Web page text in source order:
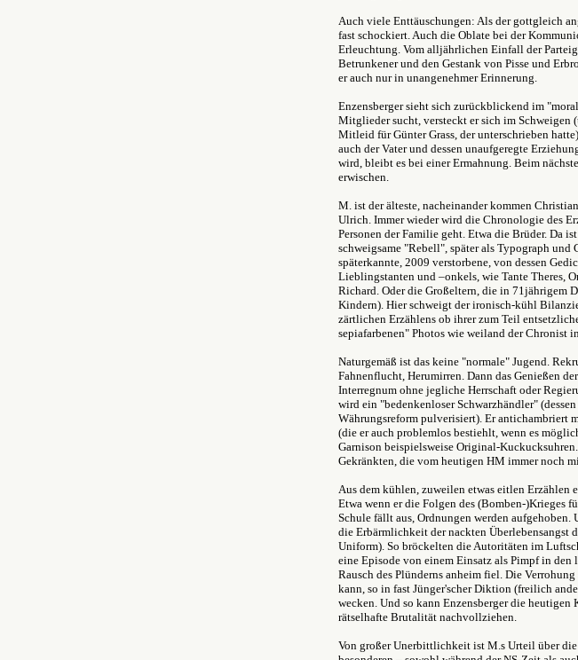
Auch viele Enttäuschungen: Als der gottgleich
fast schockiert. Auch die Oblate bei der
Erleuchtung. Vom alljährlichen Einfall der
Betrunkener und den Gestank von Pisse und
er auch nur in unangenehmer Erinnerung.
Enzensberger sieht sich zurückblickend im
Mitglieder sucht, versteckt er sich im Schweigen
Mitleid für Günter Grass, der unterschrieben
auch der Vater und dessen unaufgeregte
wird, bleibt es bei einer Ermahnung. Beim
erwischen.
M. ist der älteste, nacheinander kommen
Ulrich. Immer wieder wird die Chronologie des
Personen der Familie geht. Etwa die Brüder. Da
schweigsame "Rebell", später als Typograph
späterkannte, 2009 verstorbene, von dessen
Lieblingstanten und –onkels, wie Tante Theres,
Richard. Oder die Großeltern, die in 71jährigem
Kindern). Hier schweigt der ironisch-kühl
zärtlichen Erzählens ob ihrer zum Teil
sepiafarbenen" Photos wie weiland der Chronist
Naturgemäß ist das keine "normale" Jugend.
Fahnenflucht, Herumirren. Dann das Genießen
Interregnum ohne jegliche Herrschaft oder
wird ein "bedenkenloser Schwarzhändler"
Währungsreform pulverisiert). Er antichambriert
(die er auch problemlos bestiehlt, wenn es
Garnison beispielsweise Original-
Gekränkten, die vom heutigen HM immer noch
Aus dem kühlen, zuweilen etwas eitlen Erzählen
Etwa wenn er die Folgen des (Bomben-)Krieges
Schule fällt aus, Ordnungen werden
die Erbärmlichkeit der nackten Überlebensangst
Uniform). So bröckelten die Autoritäten im
eine Episode von einem Einsatz als Pimpf in den
Rausch des Plünderns anheim fiel. Die
kann, so in fast Jünger'scher Diktion (freilich
wecken. Und so kann Enzensberger die
rätselhafte Brutalität nachvollziehen.
Von großer Unerbittlichkeit ist M.s Urteil über